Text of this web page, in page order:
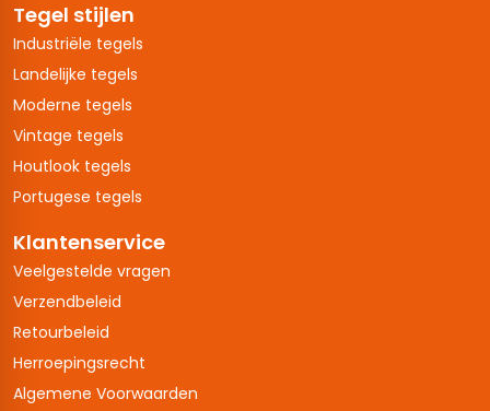
Tegel stijlen
Industriële tegels
Landelijke tegels
Moderne tegels
Vintage tegels
Houtlook tegels
Portugese tegels
Klantenservice
Veelgestelde vragen
Verzendbeleid
Retourbeleid
Herroepingsrecht
Algemene Voorwaarden